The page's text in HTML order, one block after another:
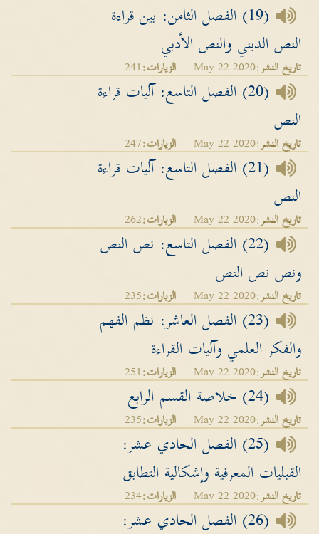
(19) الفصل الثامن: بين قراءة
النص الديني والنص الأدبي
تاريخ النشر:May 22 2020 الزيارات:241
(20) الفصل التاسع: آليات قراءة
النص
تاريخ النشر:May 22 2020 الزيارات:247
(21) الفصل التاسع: آليات قراءة
النص
تاريخ النشر:May 22 2020 الزيارات:262
(22) الفصل التاسع: نص النص
ونص نص النص
تاريخ النشر:May 22 2020 الزيارات:235
(23) الفصل العاشر: نظم الفهم
والفكر العلمي وآليات القراءة
تاريخ النشر:May 22 2020 الزيارات:251
(24) خلاصة القسم الرابع
تاريخ النشر:May 22 2020 الزيارات:235
(25) الفصل الحادي عشر:
القبليات المعرفية وإشكالية التطابق
تاريخ النشر:May 22 2020 الزيارات:234
(26) الفصل الحادي عشر: